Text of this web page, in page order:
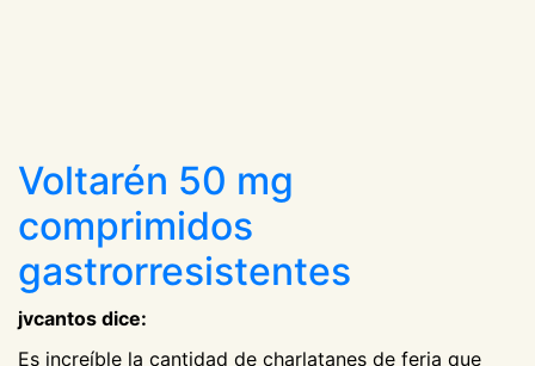
Voltarén 50 mg
comprimidos
gastrorresistentes
jvcantos dice:
Es increíble la cantidad de charlatanes de feria que